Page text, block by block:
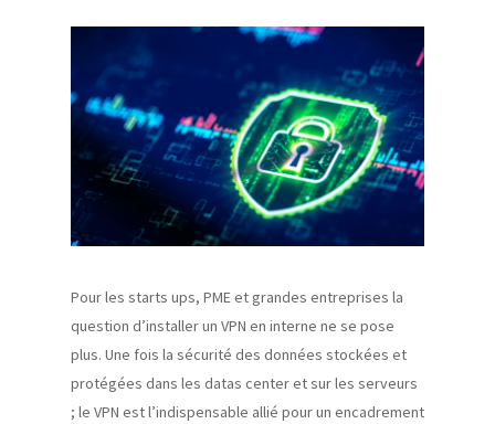
Pour les starts ups, PME et grandes entreprises la
question d’installer un VPN en interne ne se pose
plus. Une fois la sécurité des données stockées et
protégées dans les datas center et sur les serveurs
; le VPN est l’indispensable allié pour un encadrement